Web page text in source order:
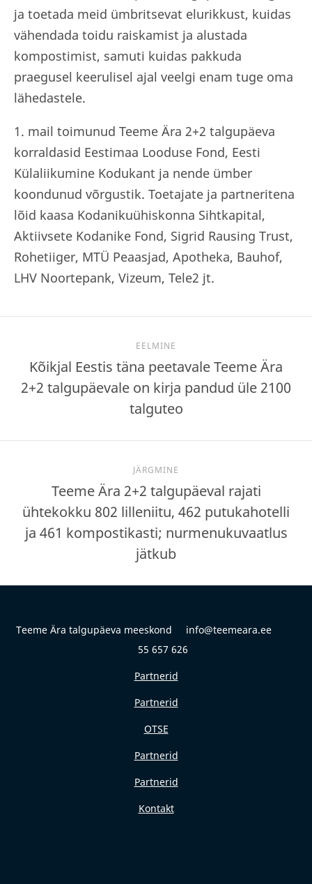
ja toetada meid ümbritsevat elurikkust, kuidas
vähendada toidu raiskamist ja alustada
kompostimist, samuti kuidas pakkuda
praegusel keerulisel ajal veelgi enam tuge oma
lähedastele.
1. mail toimunud Teeme Ära 2+2 talgupäeva
korraldasid Eestimaa Looduse Fond, Eesti
Külaliikumine Kodukant ja nende ümber
koondunud võrgustik. Toetajate ja partneritena
lõid kaasa Kodanikuühiskonna Sihtkapital,
Aktiivsete Kodanike Fond, Sigrid Rausing Trust,
Rohetiiger, MTÜ Peaasjad, Apotheka, Bauhof,
LHV Noortepank, Vizeum, Tele2 jt.
EELMINE
Kõikjal Eestis täna peetavale Teeme Ära
2+2 talgupäevale on kirja pandud üle 2100
talguteo
JÄRGMINE
Teeme Ära 2+2 talgupäeval rajati
ühtekokku 802 lilleniitu, 462 putukahotelli
ja 461 kompostikasti; nurmenukuvaatlus
jätkub
Teeme Ära talgupäeva meeskond info@teemeara.ee
55 657 626
Partnerid
Partnerid
OTSE
Partnerid
Partnerid
Kontakt